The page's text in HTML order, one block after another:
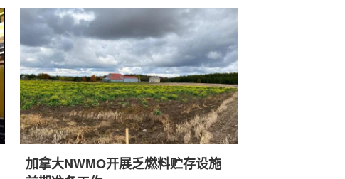
加拿大NWMO开展乏燃料贮存设施